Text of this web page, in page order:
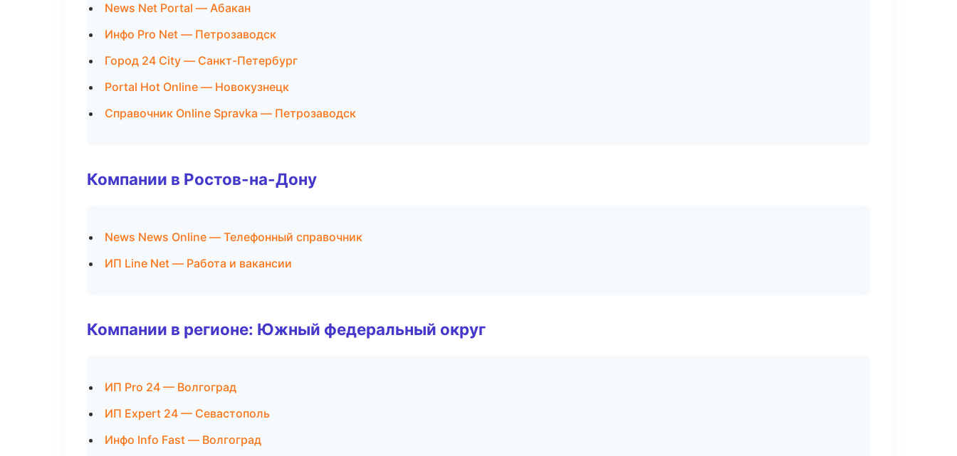
News Net Portal — Абакан
Инфо Pro Net — Петрозаводск
Город 24 City — Санкт-Петербург
Portal Hot Online — Новокузнецк
Справочник Online Spravka — Петрозаводск
Компании в Ростов-на-Дону
News News Online — Телефонный справочник
ИП Line Net — Работа и вакансии
Компании в регионе: Южный федеральный округ
ИП Pro 24 — Волгоград
ИП Expert 24 — Севастополь
Инфо Info Fast — Волгоград